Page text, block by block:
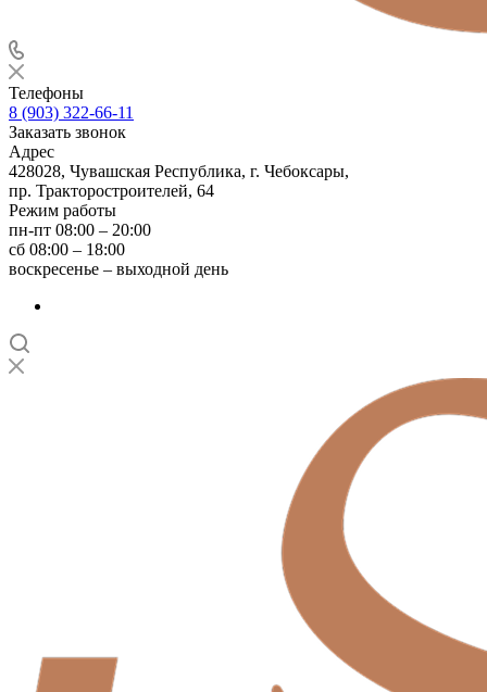
Телефоны
8 (903) 322-66-11
Заказать звонок
Адрес
428028, Чувашская Республика, г. Чебоксары,
пр. Тракторостроителей, 64
Режим работы
пн-пт 08:00 – 20:00
сб 08:00 – 18:00
воскресенье – выходной день